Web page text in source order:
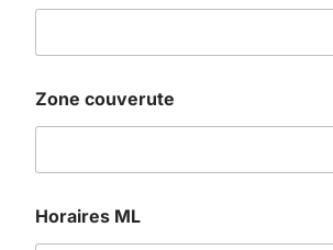
Zone couverute
Horaires ML